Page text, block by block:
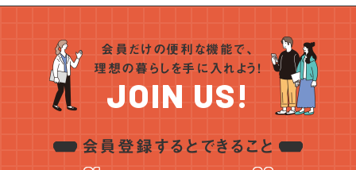
中国
九州・沖縄
地域貢献 定年後の暮らし お金の話 起業・創業
インタビュー 統計データ アンケート 地域おこし協力隊
ワーケーション PR NEWS
会員だけの便利な機能で、
理想の暮らしを手に入れよう！
JOIN US!
会員登録するとできること